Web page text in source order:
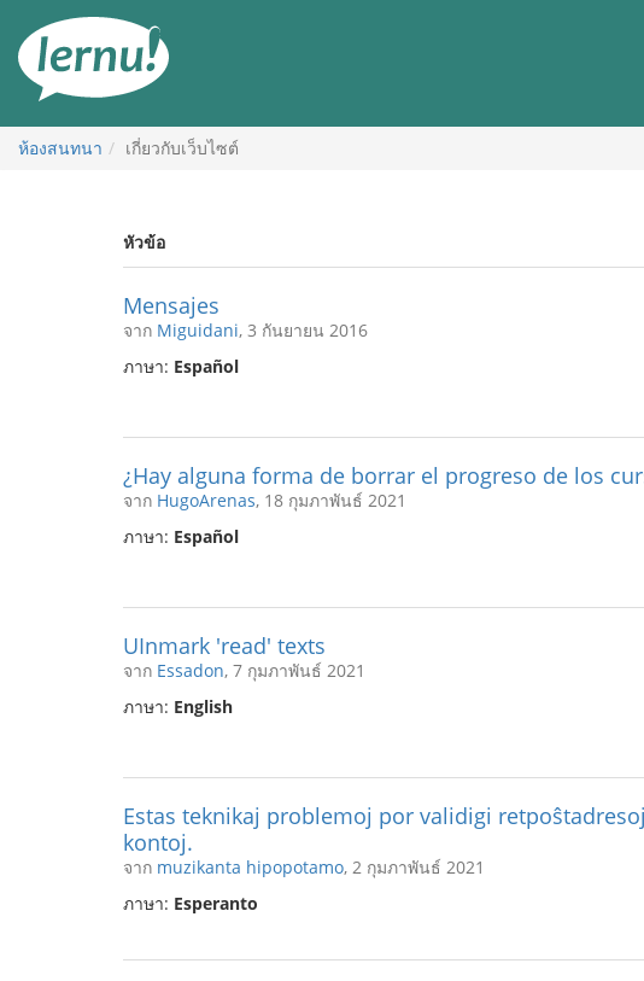
สารบัญ
ห้องสนทนา เกี่ยวกับเว็บไซต์
หัวข้อ
Mensajes
จาก Miguidani, 3 กันยายน 2016
ภาษา: Español
¿Hay alguna forma de borrar el progreso de los
จาก HugoArenas, 18 กุมภาพันธ์ 2021
ภาษา: Español
UInmark 'read' texts
จาก Essadon, 7 กุมภาพันธ์ 2021
ภาษา: English
Estas teknikaj problemoj por validigi
kontoj.
จาก muzikanta hipopotamo, 2 กุมภาพันธ์ 2021
ภาษา: Esperanto